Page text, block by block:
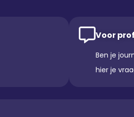
Voor
Ben je
hier je